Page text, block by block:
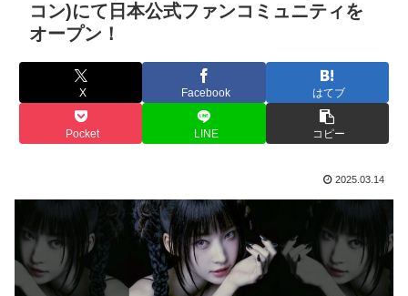
コン)にて日本公式ファンコミュニティを
オープン！
X Facebook はてブ
Pocket LINE コピー
2025.03.14